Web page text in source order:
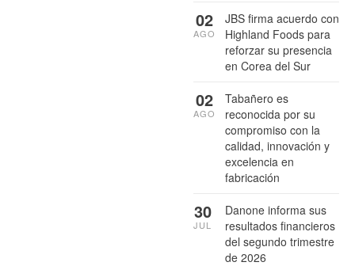
JBS firma acuerdo con
Highland Foods para
reforzar su presencia
en Corea del Sur
02
AGO
Tabañero es
reconocida por su
compromiso con la
calidad, innovación y
excelencia en
fabricación
02
AGO
Danone informa sus
resultados financieros
del segundo trimestre
de 2026
30
JUL